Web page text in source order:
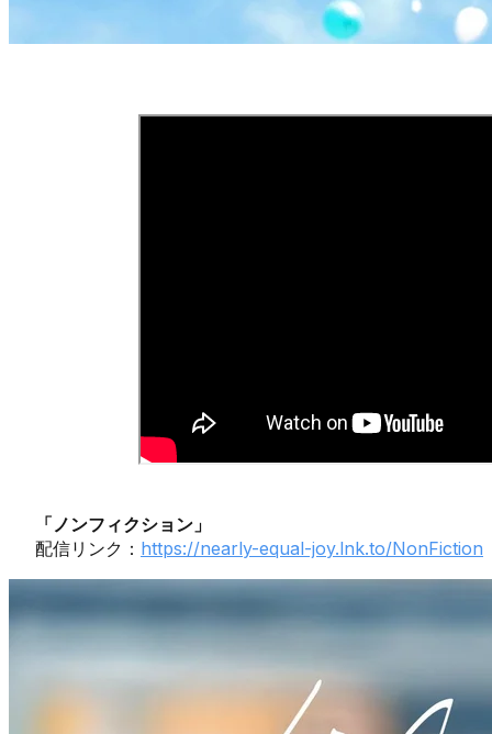
「ノンフィクション」
配信リンク： https://nearly-equal-joy.lnk.to/NonFiction